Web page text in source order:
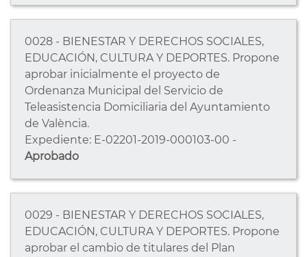
0028 - BIENESTAR Y DERECHOS SOCIALES,
EDUCACIÓN, CULTURA Y DEPORTES. Propone
aprobar inicialmente el proyecto de
Ordenanza Municipal del Servicio de
Teleasistencia Domiciliaria del Ayuntamiento
de València.
Expediente: E-02201-2019-000103-00 -
Aprobado
0029 - BIENESTAR Y DERECHOS SOCIALES,
EDUCACIÓN, CULTURA Y DEPORTES. Propone
aprobar el cambio de titulares del Plan